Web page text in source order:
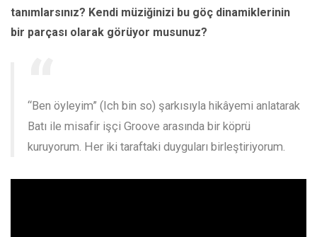
tanımlarsınız? Kendi müziğinizi bu göç dinamiklerinin
bir parçası olarak görüyor musunuz?
“Ben öyleyim” (Ich bin so) şarkısıyla hikâyemi anlatarak
Batı ile misafir işçi Groove arasında bir köprü
kuruyorum. Her iki taraftaki duyguları birleştiriyorum.